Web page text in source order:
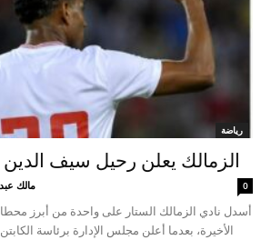
رياضة
الزمالك يعلن رحيل سيف
مالك 0
أسدل نادي الزمالك الستار على واحدة من أبرز
الأخيرة، بعدما أعلن مجلس الإدارة برئاسة